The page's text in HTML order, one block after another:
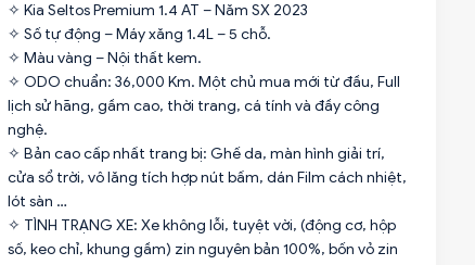
✧ Kia Seltos Premium 1.4 AT – Năm SX 2023
✧ Số tự động – Máy xăng 1.4L – 5 chỗ.
✧ Màu vàng – Nội thất kem.
✧ ODO chuẩn: 36,000 Km. Một chủ mua mới từ đầu, Full
lịch sử hãng, gầm cao, thời trang, cá tính và đầy công
nghệ.
✧ Bản cao cấp nhất trang bị: Ghế da, màn hình giải trí,
cửa sổ trời, vô lăng tích hợp nút bấm, dán Film cách nhiệt,
lót sàn …
✧ TÌNH TRẠNG XE: Xe không lỗi, tuyệt vời, (động cơ, hộp
số, keo chỉ, khung gầm) zin nguyên bản 100%, bốn vỏ zin